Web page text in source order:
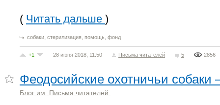
( Читать дальше )
собаки, стерилизация, помощь, фонд
+1 28 июня 2018, 11:50 Письма читателей 5 2856
Феодосийские охотничьи собаки
Блог им. Письма читателей